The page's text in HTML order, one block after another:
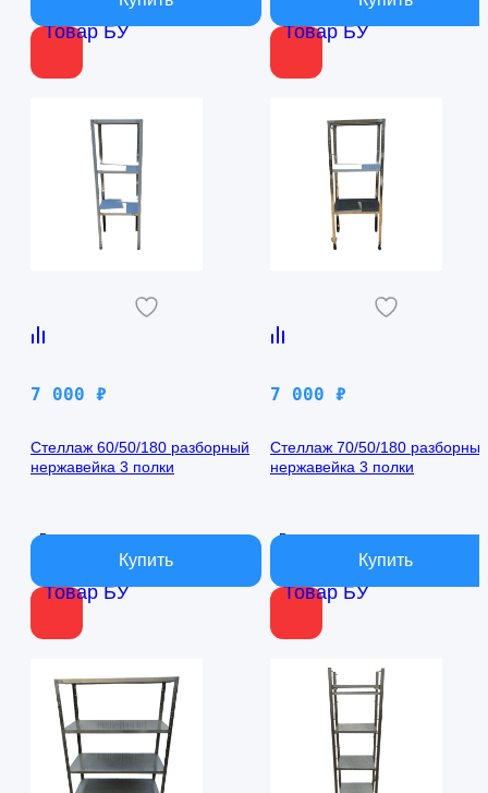
Товар БУ Товар БУ
Товар БУ
7 000 ₽
Стеллаж 60/50/180 разборный
нержавейка 3 полки
В наличии
Товар БУ
7 000 ₽
Стеллаж 70/50/180 разборный
нержавейка 3 полки
В наличии